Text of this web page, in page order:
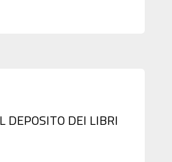
DEPOSITO DEI LIBRI